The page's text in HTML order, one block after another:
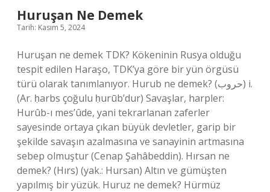
Huruşan Ne Demek
Tarih: Kasım 5, 2024
Huruşan ne demek TDK? Kökeninin Rusya olduğu
tespit edilen Haraşo, TDK’ya göre bir yün örgüsü
türü olarak tanımlanıyor. Hurub ne demek? (ﺣﺮﻭﺏ) i.
(Ar. ḥarbs çoğulu ḥurūb’dur) Savaşlar, harpler:
Hurûb-ı mes’ûde, yani tekrarlanan zaferler
sayesinde ortaya çıkan büyük devletler, garip bir
şekilde savaşın azalmasına ve sanayinin artmasına
sebep olmuştur (Cenap Şahâbeddin). Hırsan ne
demek? (Hırs) (yak.: Hursan) Altın ve gümüşten
yapılmış bir yüzük. Huruz ne demek? Hürmüz